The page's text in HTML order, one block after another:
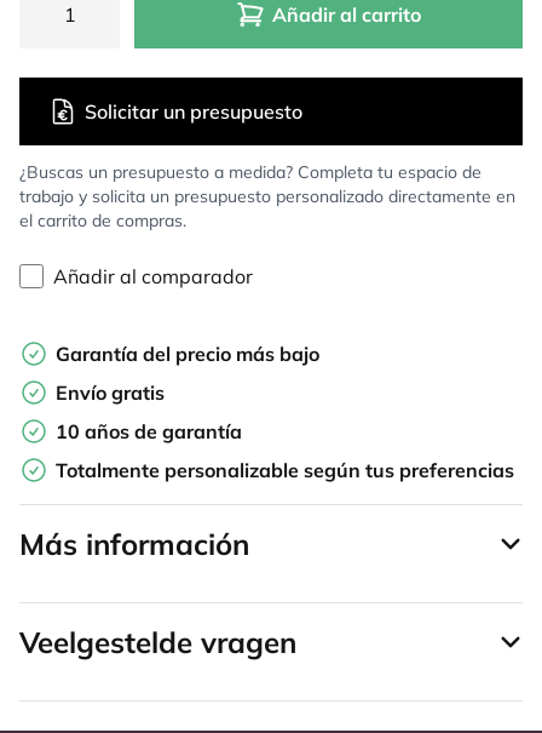
Añadir al carrito
¿Buscas un presupuesto a medida? Completa tu espacio de
trabajo y solicita un presupuesto personalizado directamente en
el carrito de compras.
Solicitar un presupuesto
Añadir al comparador
Garantía del precio más bajo
Envío gratis
10 años de garantía
Totalmente personalizable según tus preferencias
Más información
Veelgestelde vragen